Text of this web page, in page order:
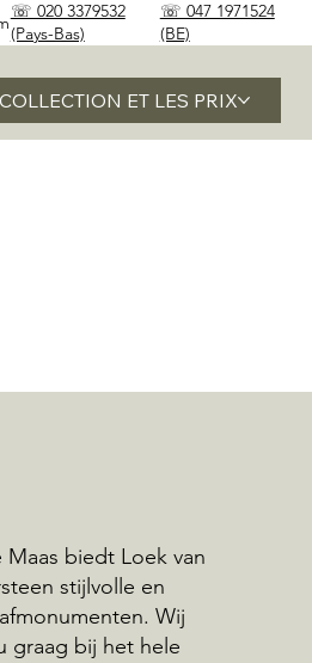
☏ 020 3379532
(Pays-Bas)
☏ 047 1971524
(BE)
ET LES PRIX
Maas biedt Loek van
stijlvolle en
Wij
graag bij het hele